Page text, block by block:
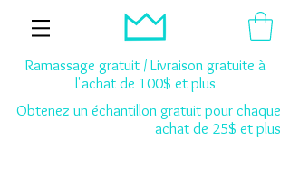
Ramassage gratuit / Livraison gratuite à
l'achat de 100$ et plus
Obtenez un échantillon gratuit pour chaque
achat de 25$ et plus